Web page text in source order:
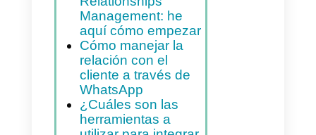
ser utilizado como un
instrumento de CRM.
Índice